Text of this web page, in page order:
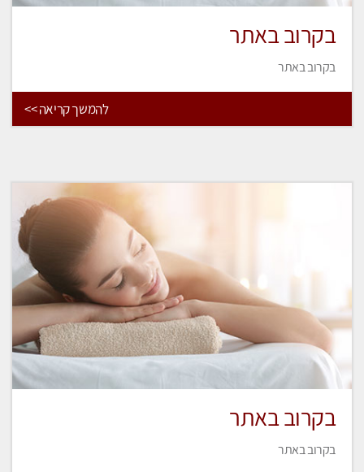
בקרוב באתר
בקרוב באתר
להמשך קריאה >>
בקרוב באתר
בקרוב באתר